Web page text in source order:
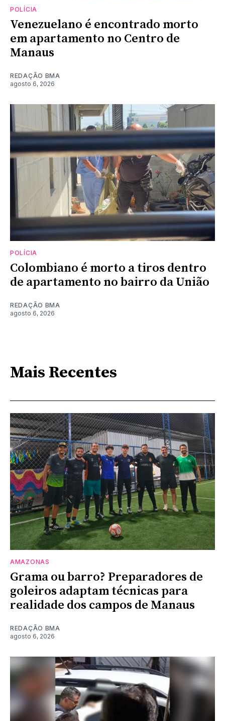
POLÍCIA
Venezuelano é encontrado morto
em apartamento no Centro de
Manaus
REDAÇÃO BMA
agosto 6, 2026
POLÍCIA
Colombiano é morto a tiros dentro
de apartamento no bairro da União
REDAÇÃO BMA
agosto 6, 2026
Mais Recentes
AMAZONAS
Grama ou barro? Preparadores de
goleiros adaptam técnicas para
realidade dos campos de Manaus
REDAÇÃO BMA
agosto 6, 2026